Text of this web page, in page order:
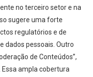
no terceiro setor e na
sugere uma forte
regulatórios e de
dados pessoais. Outro
de Conteúdos”,
ampla cobertura